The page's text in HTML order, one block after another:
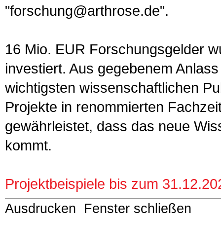
"forschung@arthrose.de".
16 Mio. EUR Forschungsgelder
investiert. Aus gegebenem
wichtigsten wissenschaftlichen
Projekte in renommierten
gewährleistet, dass das neue
kommt.
Projektbeispiele bis zum
Ausdrucken Fenster schließen